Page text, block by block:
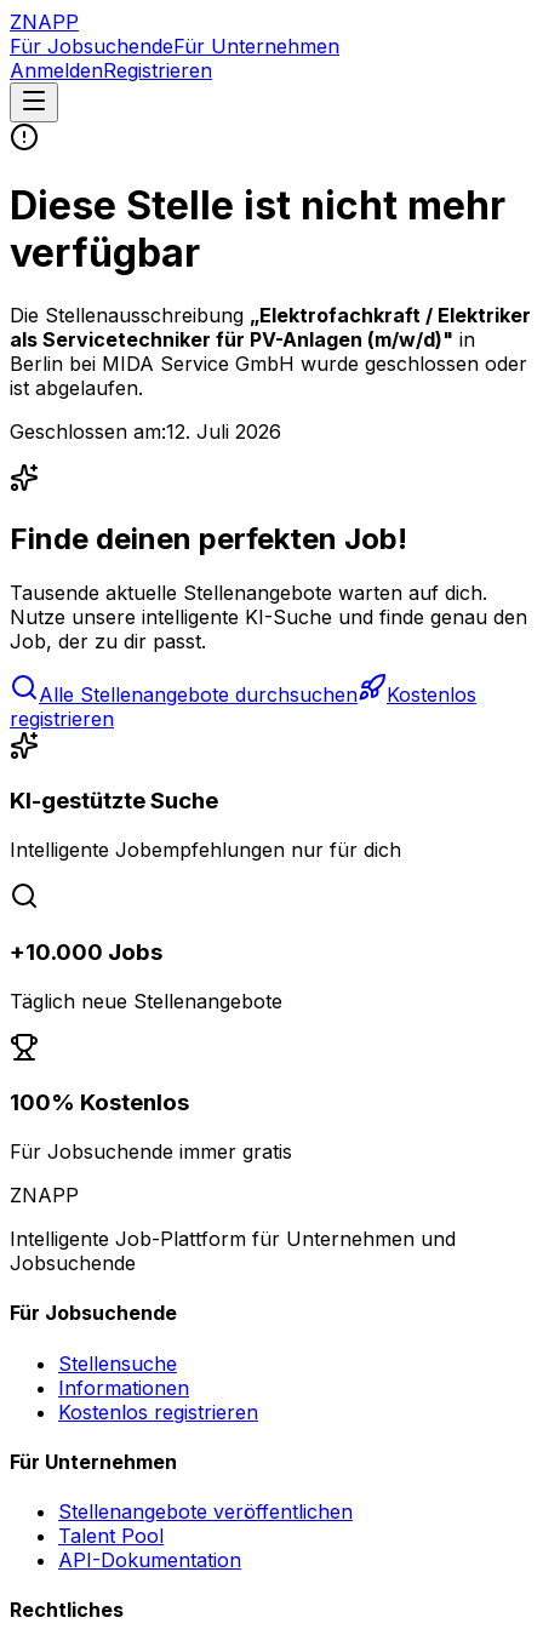
ZNAPP
Für JobsuchendeFür Unternehmen
AnmeldenRegistrieren
Diese Stelle ist nicht mehr
verfügbar
Die Stellenausschreibung „Elektrofachkraft / Elektriker
als Servicetechniker für PV-Anlagen (m/w/d)" in
Berlin bei MIDA Service GmbH wurde geschlossen oder
ist abgelaufen.
Geschlossen am:12. Juli 2026
Finde deinen perfekten Job!
Tausende aktuelle Stellenangebote warten auf dich.
Nutze unsere intelligente KI-Suche und finde genau den
Job, der zu dir passt.
Alle Stellenangebote durchsuchen
Kostenlos
registrieren
KI-gestützte Suche
Intelligente Jobempfehlungen nur für dich
+10.000 Jobs
Täglich neue Stellenangebote
100% Kostenlos
Für Jobsuchende immer gratis
ZNAPP
Intelligente Job-Plattform für Unternehmen und
Jobsuchende
Für Jobsuchende
Stellensuche
Informationen
Kostenlos registrieren
Für Unternehmen
Stellenangebote veröffentlichen
Talent Pool
API-Dokumentation
Rechtliches